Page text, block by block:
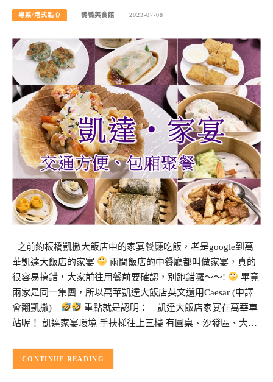
粵菜/港式點心 鴨鴨美食館 2023-07-08
之前約板橋凱撒大飯店中的家宴餐廳吃飯，老是google到萬
華凱達大飯店的家宴
兩間飯店的中餐廳都叫做家宴，真的
很容易搞錯，大家前往用餐前要確認，別跑錯囉～～!
畢竟
兩家是同一集團，所以萬華凱達大飯店英文還用Caesar (中譯
會翻凱撒)
重點就是認明： 凱達大飯店家宴在萬華車
站喔！ 凱達家宴環境 手扶梯往上三樓 有圓桌、沙發區、大…
CONTINUE READING